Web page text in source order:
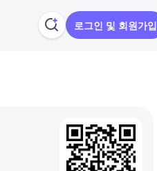
로그인 및 회원가입